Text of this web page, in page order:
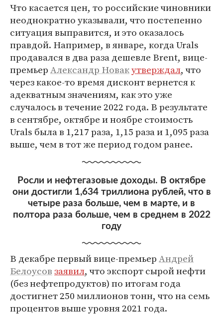
Что касается цен, то российские чиновники
неоднократно указывали, что постепенно
ситуация выправится, и это оказалось
правдой. Например, в январе, когда Urals
продавался в два раза дешевле Brent, вице-
премьерАлександр Новакутверждал, что
через какое-то время дисконт вернется к
адекватным значениям, как это уже
случалось в течение 2022 года. В результате
в сентябре, октябре и ноябре стоимость
Urals была в 1,217 раза, 1,15 раза и 1,095 раза
выше, чем в тот же период годом ранее.
Росли и нефтегазовые доходы. В октябре
они достигли 1,634 триллиона рублей, что в
четыре раза больше, чем в марте, и в
полтора раза больше, чем в среднем в 2022
году
В декабре первый вице-премьерАндрей
Белоусовзаявил, что экспорт сырой нефти
(без нефтепродуктов) по итогам года
достигнет 250 миллионов тонн, что на семь
процентов выше уровня 2021 года.